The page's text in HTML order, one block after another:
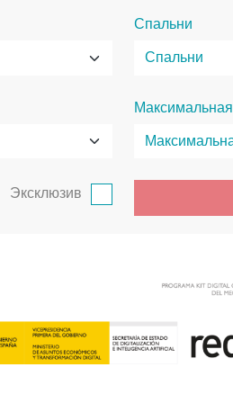
Спальни
Максимальная
Эксклюзив